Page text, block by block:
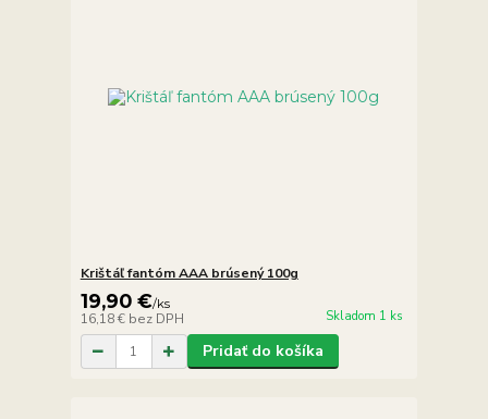
Krištáľ fantóm AAA brúsený 100g
19,90 €/ks
16,18 € bez DPH Skladom 1 ks
Pridať do košíka